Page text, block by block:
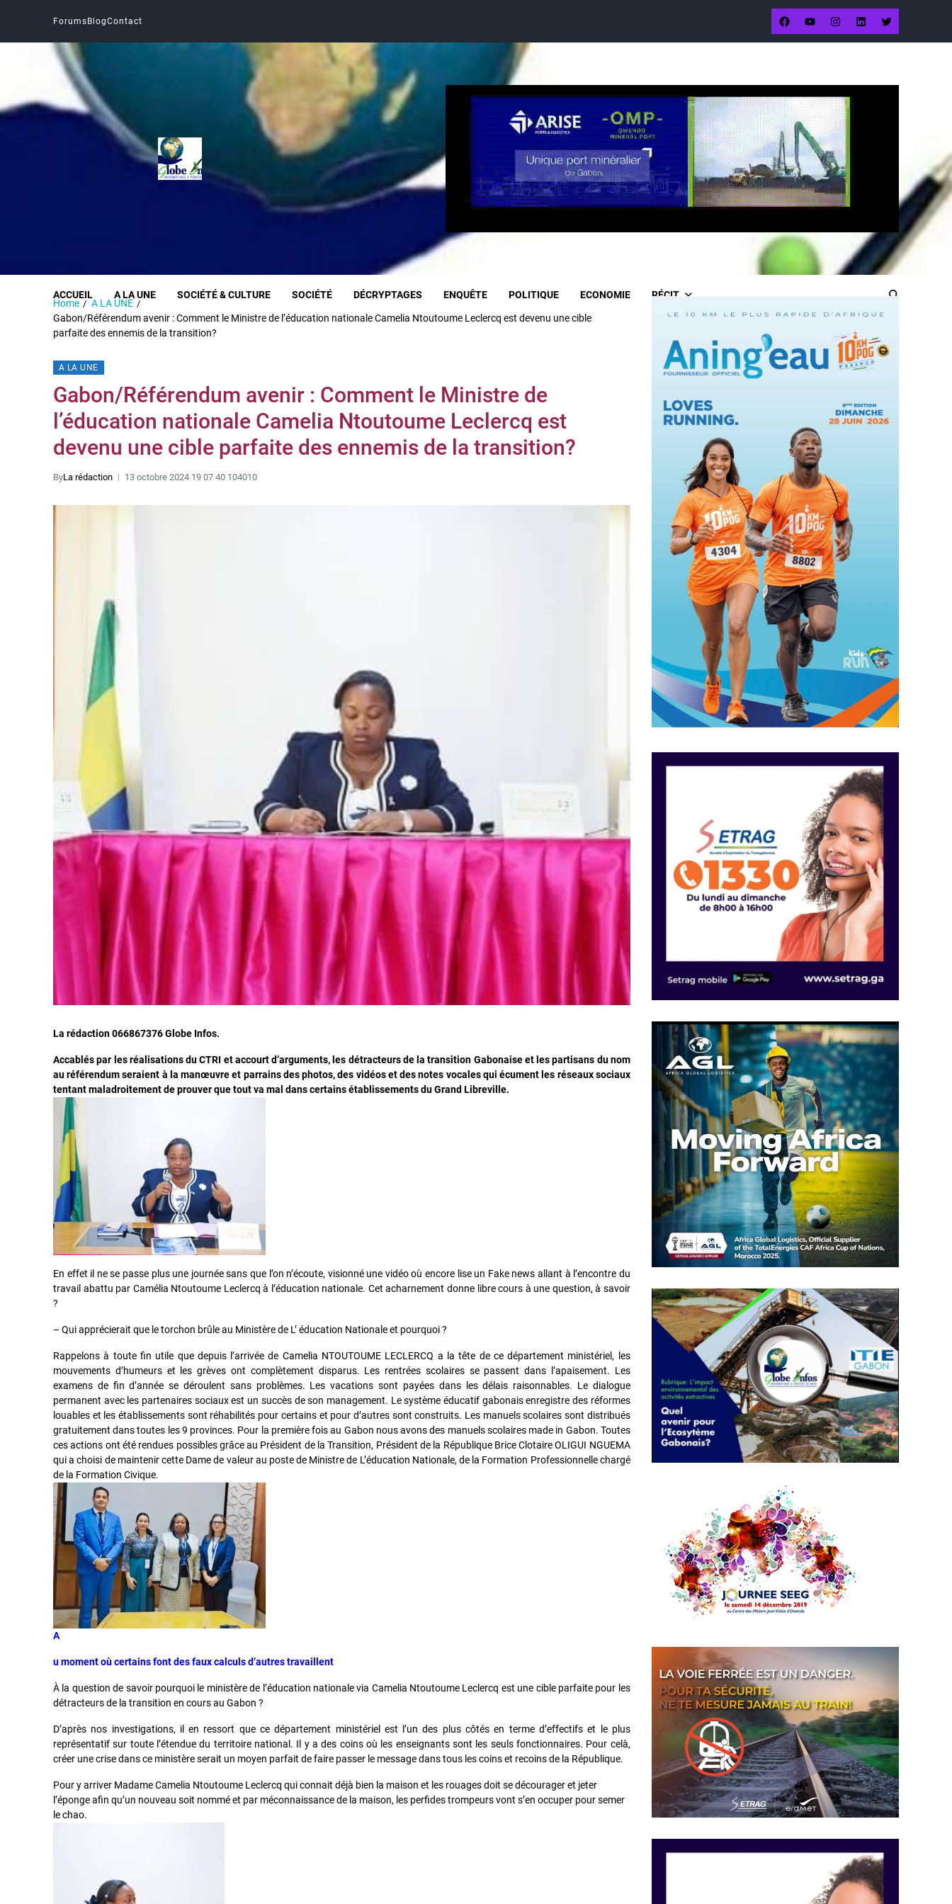
Forums BlogContact
ACCUEIL A LA UNE SOCIÉTÉ & CULTURE SOCIÉTÉ DÉCRYPTAGES ENQUÊTE POLITIQUE ECONOMIE RÉCIT
Home
A LA UNE
Gabon/Référendum avenir : Comment le Ministre de l’éducation nationale Camelia Ntoutoume Leclercq est devenu une cible
parfaite des ennemis de la transition?
A LA UNE
Gabon/Référendum avenir : Comment le Ministre de
l’éducation nationale Camelia Ntoutoume Leclercq est
devenu une cible parfaite des ennemis de la transition?
ByLa rédaction 13 octobre 2024 19 07 40 104010
La rédaction 066867376 Globe Infos.
Accablés par les réalisations du CTRI et accourt d’arguments, les détracteurs de la transition Gabonaise et les partisans du nom
au référendum seraient à la manœuvre et parrains des photos, des vidéos et des notes vocales qui écument les réseaux sociaux
tentant maladroitement de prouver que tout va mal dans certains établissements du Grand Libreville.
En effet il ne se passe plus une journée sans que l’on n’écoute, visionné une vidéo où encore lise un Fake news allant à l’encontre du
travail abattu par Camélia Ntoutoume Leclercq à l’éducation nationale. Cet acharnement donne libre cours à une question, à savoir
?
– Qui apprécierait que le torchon brûle au Ministère de L’ éducation Nationale et pourquoi ?
Rappelons à toute fin utile que depuis l’arrivée de Camelia NTOUTOUME LECLERCQ a la tête de ce département ministériel, les
mouvements d’humeurs et les grèves ont complètement disparus. Les rentrées scolaires se passent dans l’apaisement. Les
examens de fin d’année se déroulent sans problèmes. Les vacations sont payées dans les délais raisonnables. Le dialogue
permanent avec les partenaires sociaux est un succès de son management. Le système éducatif gabonais enregistre des réformes
louables et les établissements sont réhabilités pour certains et pour d’autres sont construits. Les manuels scolaires sont distribués
gratuitement dans toutes les 9 provinces. Pour la première fois au Gabon nous avons des manuels scolaires made in Gabon. Toutes
ces actions ont été rendues possibles grâce au Président de la Transition, Président de la République Brice Clotaire OLIGUI NGUEMA
qui a choisi de maintenir cette Dame de valeur au poste de Ministre de L’éducation Nationale, de la Formation Professionnelle chargé
de la Formation Civique.
A
u moment où certains font des faux calculs d’autres travaillent
À la question de savoir pourquoi le ministère de l’éducation nationale via Camelia Ntoutoume Leclercq est une cible parfaite pour les
détracteurs de la transition en cours au Gabon ?
D’après nos investigations, il en ressort que ce département ministériel est l’un des plus côtés en terme d’effectifs et le plus
représentatif sur toute l’étendue du territoire national. Il y a des coins où les enseignants sont les seuls fonctionnaires. Pour celà,
créer une crise dans ce ministère serait un moyen parfait de faire passer le message dans tous les coins et recoins de la République.
Pour y arriver Madame Camelia Ntoutoume Leclercq qui connait déjà bien la maison et les rouages doit se décourager et jeter
l’éponge afin qu’un nouveau soit nommé et par méconnaissance de la maison, les perfides trompeurs vont s’en occuper pour semer
le chao.